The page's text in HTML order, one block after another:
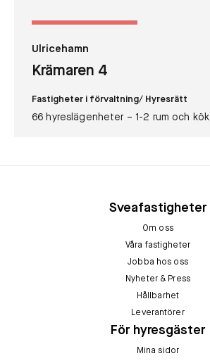
Ulricehamn
Krämaren 4
Fastigheter i förvaltning/ Hyresrätt
66 hyreslägenheter – 1-2 rum och kök
Sveafastigheter
Om oss
Våra fastigheter
Jobba hos oss
Nyheter & Press
Hållbarhet
Leverantörer
För hyresgäster
Mina sidor